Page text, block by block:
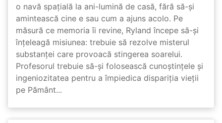
o navă spațială la ani-lumină de casă, fără să-și
amintească cine e sau cum a ajuns acolo. Pe
măsură ce memoria îi revine, Ryland începe să-și
înțeleagă misiunea: trebuie să rezolve misterul
substanței care provoacă stingerea soarelui.
Profesorul trebuie să-și folosească cunoștințele și
ingeniozitatea pentru a împiedica dispariția vieții
pe Pământ...